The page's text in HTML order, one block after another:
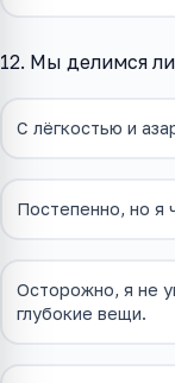
12. Мы делимся
С лёгкостью и
Постепенно, но я
Осторожно, я не
глубокие вещи.